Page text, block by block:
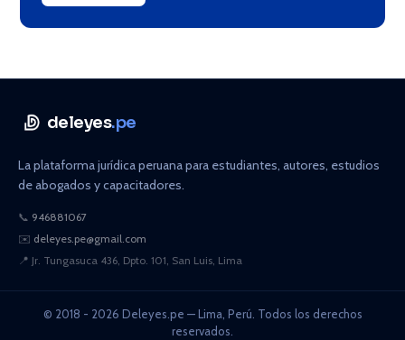
deleyes.pe
La plataforma jurídica peruana para estudiantes, autores, estudios
de abogados y capacitadores.
📞 946881067
✉️ deleyes.pe@gmail.com
📍 Jr. Tungasuca 436, Dpto. 101, San Luis, Lima
© 2018 - 2026 Deleyes.pe — Lima, Perú. Todos los derechos
reservados.